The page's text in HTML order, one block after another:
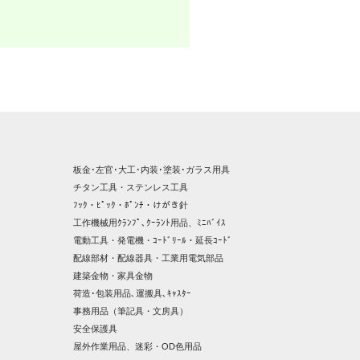
板金･左官･大工･内装･塗装･ガラス用具
チタン工具・ステンレス工具
ﾌｯｸ・ﾋﾟｯｸ・ﾎﾟﾝﾁ・けがき針
工作機械用ｸﾗﾝﾌﾟ､ｸｰﾗﾝﾄ用品、ﾐﾆﾊﾞｲｽ
電動工具・発電機・ｺｰﾄﾞﾘｰﾙ・延長ｺｰﾄﾞ
配線部材・配線器具・工業用電気部品
建築金物・家具金物
荷造･包装用品､運搬具､ｷｬｽﾀｰ
事務用品（筆記具・文房具）
安全保護具
屋外作業用品、迷彩・OD色用品